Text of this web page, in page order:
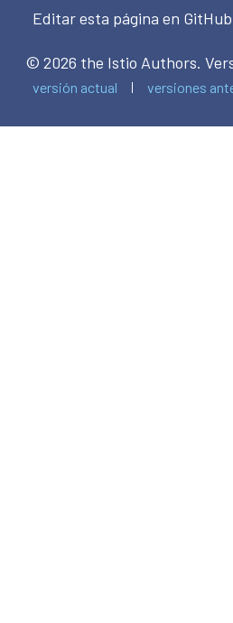
Editar esta página en GitHub
© 2026 the Istio Authors.
versión actual versiones